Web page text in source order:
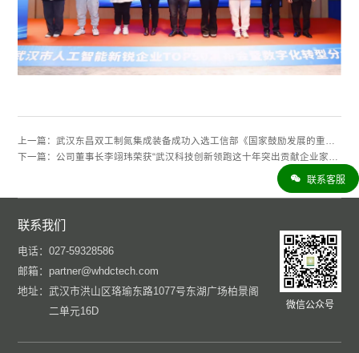
上一篇：武汉东昌双工制氮集成装备成功入选工信部《国家鼓励发展的重大环保技术装备目录》
下一篇： 公司董事长李翊玮荣获“武汉科技创新领跑这十年突出贡献企业家”称号
联系我们
电话：027-59328586
邮箱： partner@whdctech.com
地址：武汉市洪山区珞瑜东路1077号东湖广场柏景阁
二单元16D
微信公众号
联系客服